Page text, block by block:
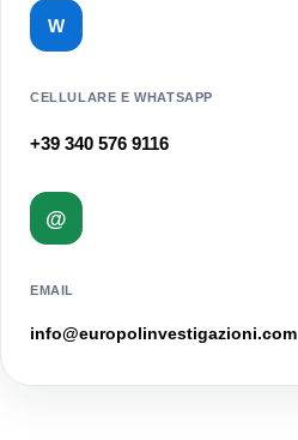
W
CELLULARE E WHATSAPP
+39 340 576 9116
@
EMAIL
info@europolinvestigazioni.com